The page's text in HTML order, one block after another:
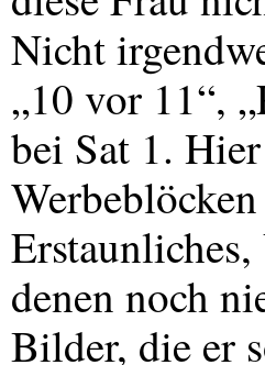
Nicht
„10 vor 11“,
bei Sat 1.
denen noch
Bilder, die er